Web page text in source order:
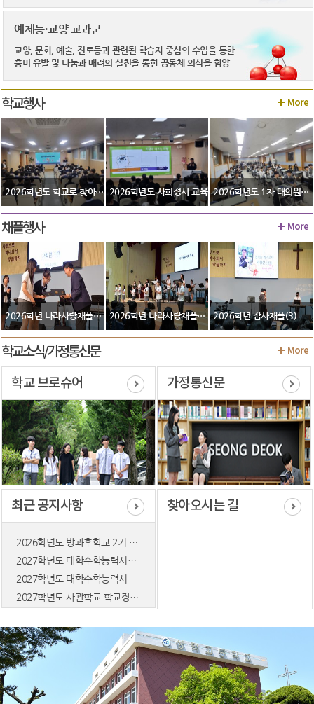
예체능·교양 교과군
교양, 문화, 예술, 진로등과 관련된 학습자 중심의 수업을 통한
흥미 유발 및 나눔과 배려의 실천을 통한 공동체 의식을 함양
학교행사
2026학년도 학교로 찾아가는 도박문제 예방교육 2026학년도 사회정서 교육 2026학년도 1차 대의원회의
채플행사
2026학년 나라사랑채플(2) 2026학년 나라사랑채플(1) 2026학년 감사채플(3)
학교소식/가정통신문
학교 브로슈어 가정통신문
최근 공지사항
2026학년도 방과후학교 2기 만족도조사 결과
2027학년도 대학수학능력시험 9월 모의평가 접수 안내(졸업생 대상)
2027학년도 대학수학능력시험 6월 모의평가 온라인 응시 안내
2027학년도 사관학교 학교장추천전형 안내 (졸업생)
찾아오시는 길